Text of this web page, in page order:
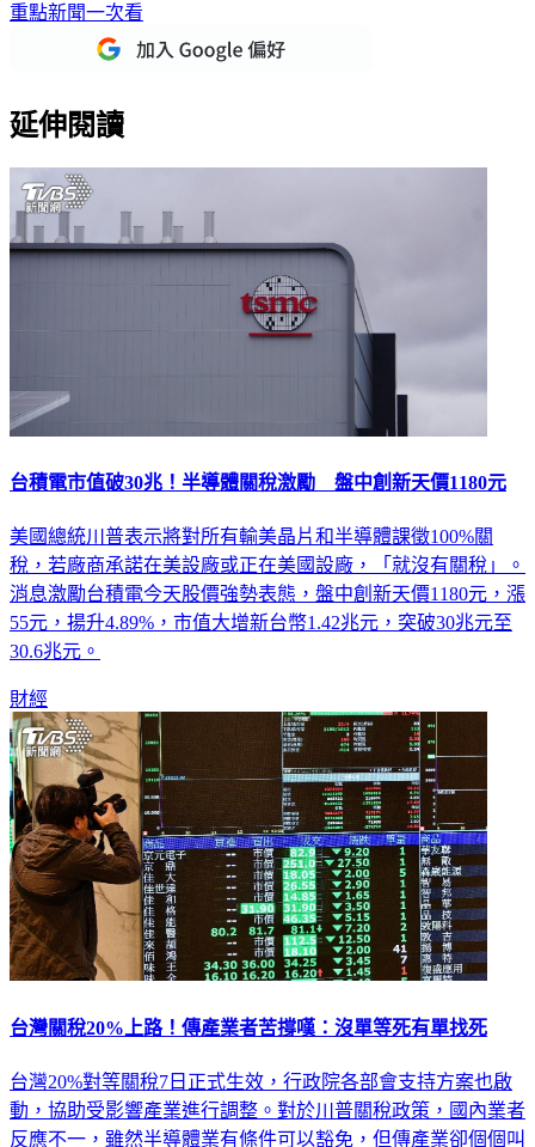
重點新聞一次看
延伸閱讀
台積電市值破30兆！半導體關稅激勵 盤中創新天價1180元
美國總統川普表示將對所有輸美晶片和半導體課徵100%關
稅，若廠商承諾在美設廠或正在美國設廠，「就沒有關稅」。
消息激勵台積電今天股價強勢表態，盤中創新天價1180元，漲
55元，揚升4.89%，市值大增新台幣1.42兆元，突破30兆元至
30.6兆元。
財經
台灣關稅20%上路！傳產業者苦撐嘆：沒單等死有單找死
台灣20%對等關稅7日正式生效，行政院各部會支持方案也啟
動，協助受影響產業進行調整。對於川普關稅政策，國內業者
反應不一，雖然半導體業有條件可以豁免，但傳產業卻個個叫